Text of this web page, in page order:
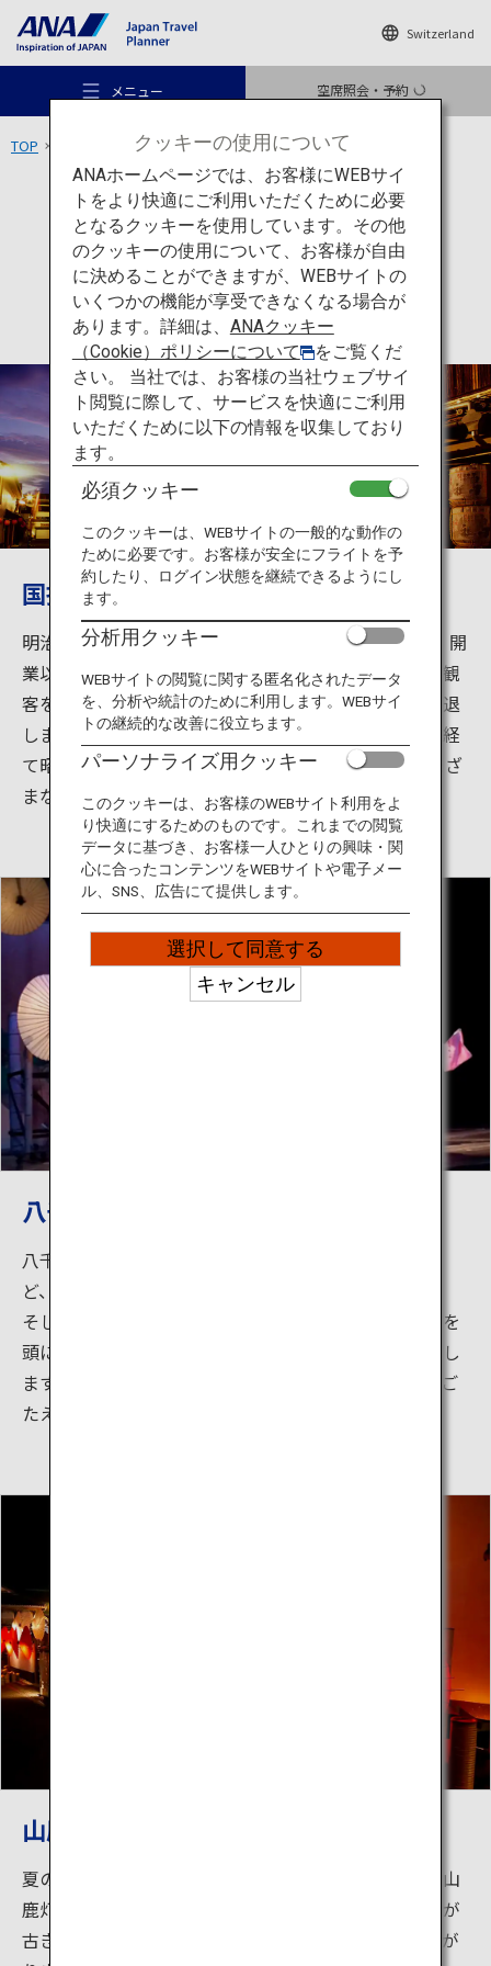
Switzerland
メニュー 空席照会・予約
おすすめの旅
旅のアイデア
行き先
旅のお役立ち情報
ANA サービス
TOP 八千代座
文化 熊本
八千代座
国指定重要文化財八千代座
明治43年（1910）に建設された芝居小屋・八千代座。開
業以来様々な興行を行い、明治、大正、昭和にかけて観
客を楽しませるも、テレビの普及などにより一時は衰退
しました。しかし、その後、地元の方々の復興運動を経
て昭和63年に国の重要文化財に指定され、現在もさまざ
まな公演が行われています。
八千代座見学と山鹿灯籠踊り定期公演
八千代座見学では、八千代座の案内人が舞台の裏側な
ど、八千代座の見どころを楽しくご紹介しています。
そして舞台上では、国指定伝統的工芸品「山鹿灯籠」を
頭に掲げた女性が優雅に踊る「山鹿灯籠踊り」を披露し
ます。脈々と受け継がれてきた山鹿の伝統文化は、見ご
たえ充分です。
山鹿灯篭浪漫・百華百彩
夏の風物詩「山鹿灯籠まつり」と対をなす冬の祭典「山
鹿灯籠浪漫・百華百彩」。和傘や竹を使ったオブジェが
古きよき町並みを彩り、夕闇の中に幻想的な世界が広が
クッキーの使用について
ANAホームページでは、お客様にWEBサイ
トをより快適にご利用いただくために必要
となるクッキーを使用しています。その他
のクッキーの使用について、お客様が自由
に決めることができますが、WEBサイトの
いくつかの機能が享受できなくなる場合が
あります。詳細は、 ANAクッキー
（Cookie）ポリシーについて
をご覧くだ
さい。 当社では、お客様の当社ウェブサイ
ト閲覧に際して、サービスを快適にご利用
いただくために以下の情報を収集しており
ます。
必須クッキー
このクッキーは、WEBサイトの一般的な動作の
ために必要です。お客様が安全にフライトを予
約したり、ログイン状態を継続できるようにし
ます。
分析用クッキー
WEBサイトの閲覧に関する匿名化されたデータ
を、分析や統計のために利用します。WEBサイ
トの継続的な改善に役立ちます。
パーソナライズ用クッキー
このクッキーは、お客様のWEBサイト利用をよ
り快適にするためのものです。これまでの閲覧
データに基づき、お客様一人ひとりの興味・関
心に合ったコンテンツをWEBサイトや電子メー
ル、SNS、広告にて提供します。
選択して同意する
キャンセル